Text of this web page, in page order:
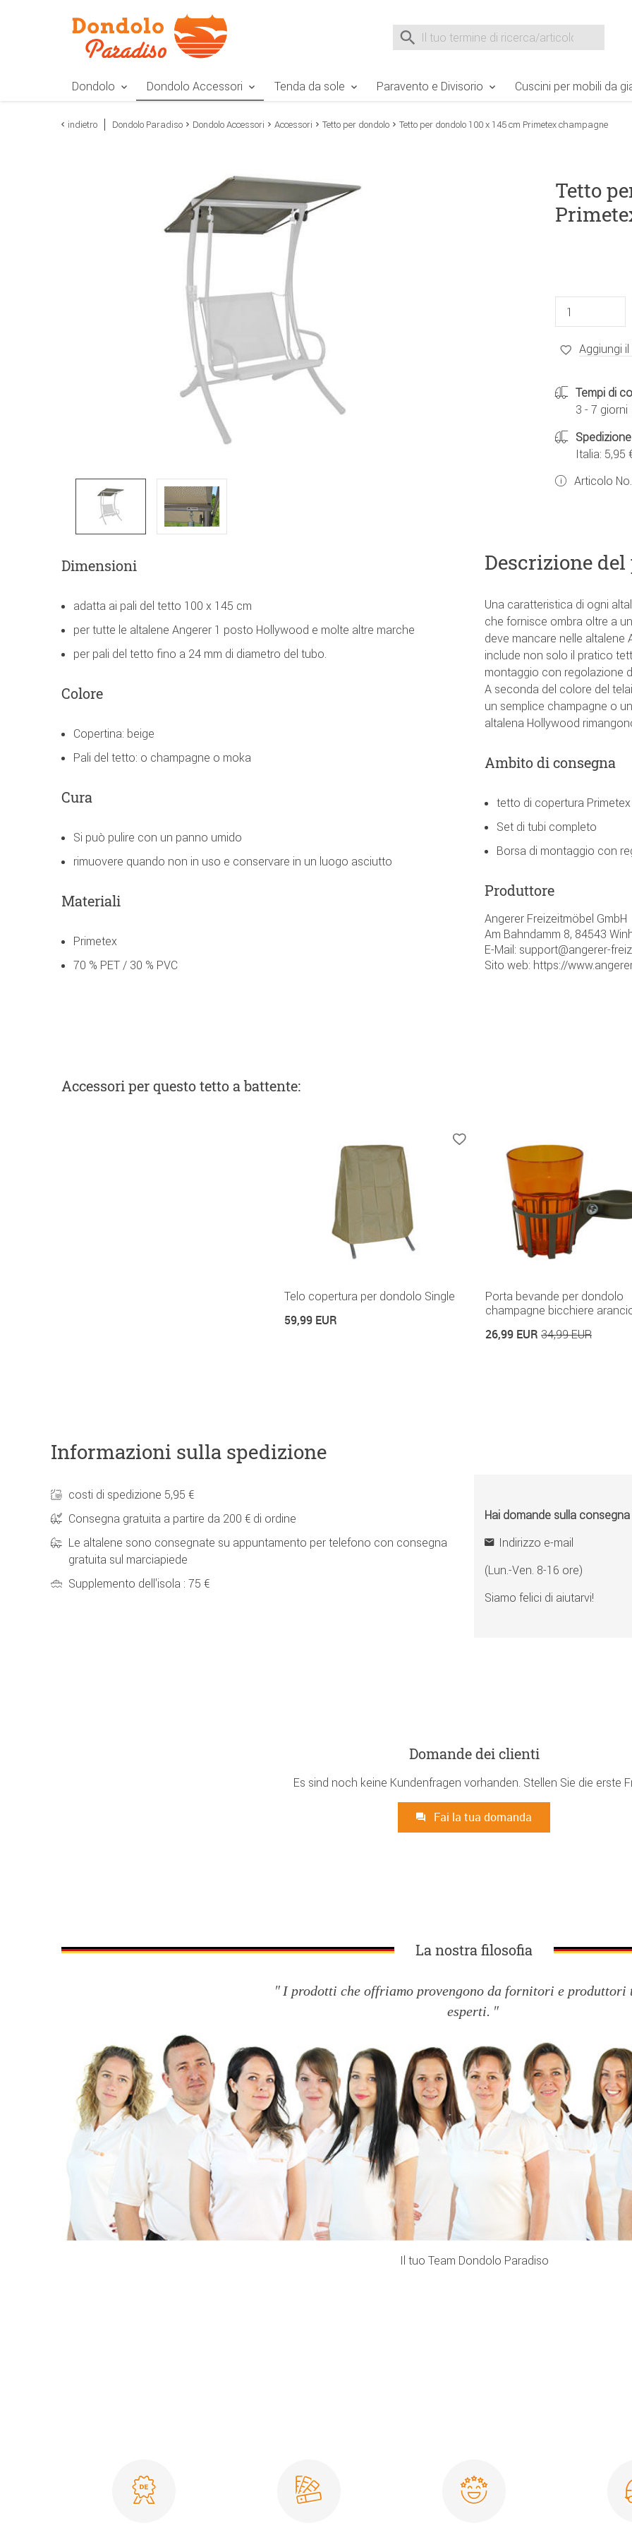
Suche nach
Dondolo Dondolo Accessori Tenda da sole Paravento e Divisorio Cuscini per mobili da
indietro Dondolo Paradiso Dondolo Accessori Accessori Tetto per dondolo Tetto per dondolo 100 x 145 cm Primetex champagne
Tetto
Aggiungi
Tempi di
3 - 7 giorni
Italia: 5,95
Articolo
Dimensioni
adatta ai pali del tetto 100 x 145 cm
per tutte le altalene Angerer 1 posto Hollywood e molte altre marche
per pali del tetto fino a 24 mm di diametro del tubo.
Colore
Copertina: beige
Pali del tetto: o champagne o moka
Cura
Si può pulire con un panno umido
rimuovere quando non in uso e conservare in un luogo asciutto
Materiali
Primetex
70 % PET / 30 % PVC
Descrizione
Una caratteristica di ogni
che fornisce ombra oltre a
deve mancare nelle altalene
include non solo il pratico
montaggio con regolazione
A seconda del colore del
un semplice champagne o
altalena Hollywood
Ambito di consegna
tetto di copertura Primetex
Set di tubi completo
Borsa di montaggio con
Produttore
Angerer Freizeitmöbel GmbH
Am Bahndamm 8, 84543
E-Mail: support@angerer-
Sito web: https://
Accessoriper questo tetto a battente:
Telo copertura per dondolo Single
59,99 EUR
Porta bevande per dondolo
champagne bicchiere
26,99 EUR 34,99 EUR
Informazioni sulla spedizione
costi di spedizione 5,95 €
Consegna gratuita a partire da 200 € di ordine
Le altalene sono consegnate su appuntamento per telefono con consegna
gratuita sul marciapiede
Supplemento dell'isola : 75 €
Hai domande sulla
Indirizzo e-mail
(Lun.-Ven. 8-16 ore)
Siamo felici di aiutarvi!
Domande dei clienti
Es sind noch keine Kundenfragen vorhanden. Stellen Sie die erste
Fai la tua domanda
La nostra filosofia
I prodotti che offriamo provengono da fornitori e produttori
esperti.
Il tuo Team Dondolo Paradiso